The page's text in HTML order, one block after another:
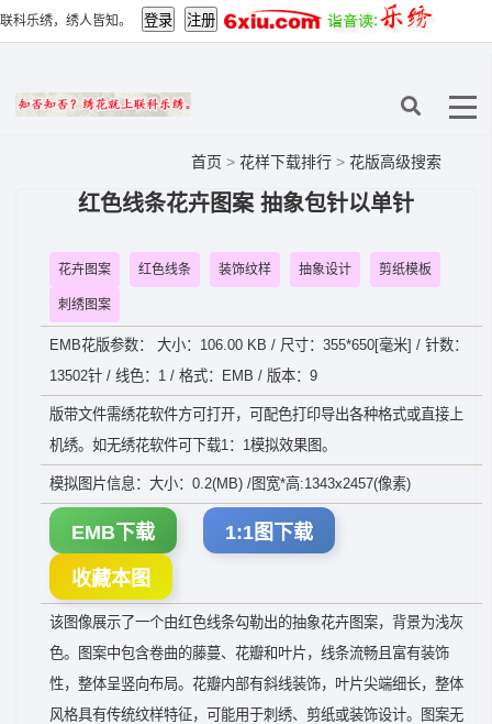
联科乐绣，绣人皆知。
首页 > 花样下载排行 > 花版高级搜索
红色线条花卉图案 抽象包针以单针
花卉图案 红色线条 装饰纹样 抽象设计 剪纸模板
刺绣图案
EMB花版参数： 大小：106.00 KB / 尺寸：355*650[毫米] / 针数：
13502针 / 线色：1 / 格式：EMB / 版本：9
版带文件需绣花软件方可打开，可配色打印导出各种格式或直接上
机绣。如无绣花软件可下载1：1模拟效果图。
模拟图片信息：大小：0.2(MB) /图宽*高:1343x2457(像素)
EMB下载 1:1图下载
收藏本图
该图像展示了一个由红色线条勾勒出的抽象花卉图案，背景为浅灰
色。图案中包含卷曲的藤蔓、花瓣和叶片，线条流畅且富有装饰
性，整体呈竖向布局。花瓣内部有斜线装饰，叶片尖端细长，整体
风格具有传统纹样特征，可能用于刺绣、剪纸或装饰设计。图案无